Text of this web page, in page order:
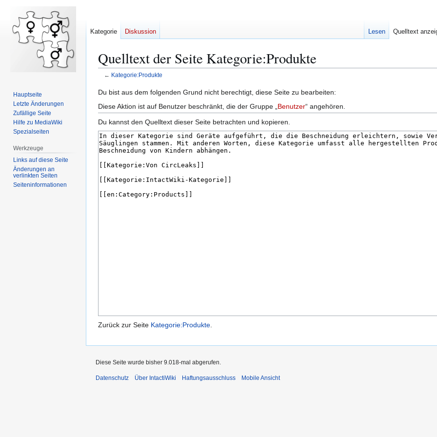
Quelltext der Seite Kategorie:Produkte
← Kategorie:Produkte
Zur
Navigation
springen
Zur
Suche
springen
Du bist aus dem folgenden Grund nicht berechtigt, diese Seite zu bearbeiten:
Diese Aktion ist auf Benutzer beschränkt, die der Gruppe „ Benutzer“ angehören.
Du kannst den Quelltext dieser Seite betrachten und kopieren.
Zurück zur Seite Kategorie:Produkte
Kategorie Diskussion Lesen Quelltext
Hauptseite
Letzte Änderungen
Zufällige Seite
Hilfe zu MediaWiki
Spezialseiten
Werkzeuge
Links auf diese Seite
Änderungen an
verlinkten Seiten
Seiten­­informationen
Diese Seite wurde bisher 9.018-mal abgerufen.
Datenschutz Über IntactiWiki Haftungsausschluss Mobile Ansicht